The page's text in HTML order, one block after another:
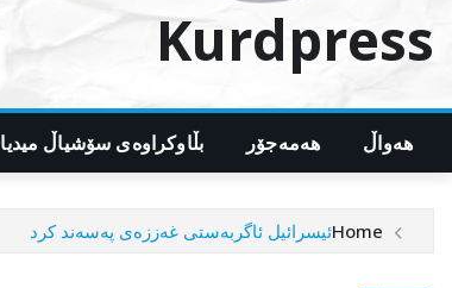
Kurdpress
هەواڵ هەمەجۆر بڵاوکراوەی سۆشیاڵ میدیا
Homeئیسرائیل ئاگربەستی غەززەی پەسەند کرد